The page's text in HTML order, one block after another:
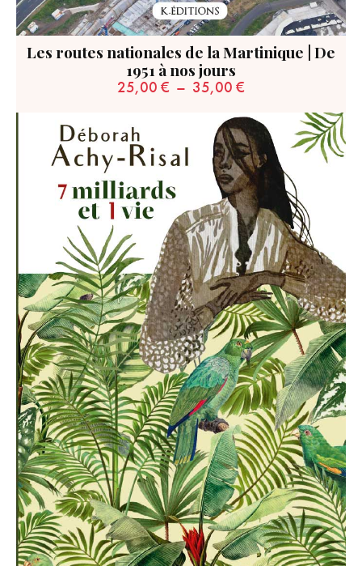
Les routes nationales de la Martinique | De
1951 à nos jours
25,00 € – 35,00 €